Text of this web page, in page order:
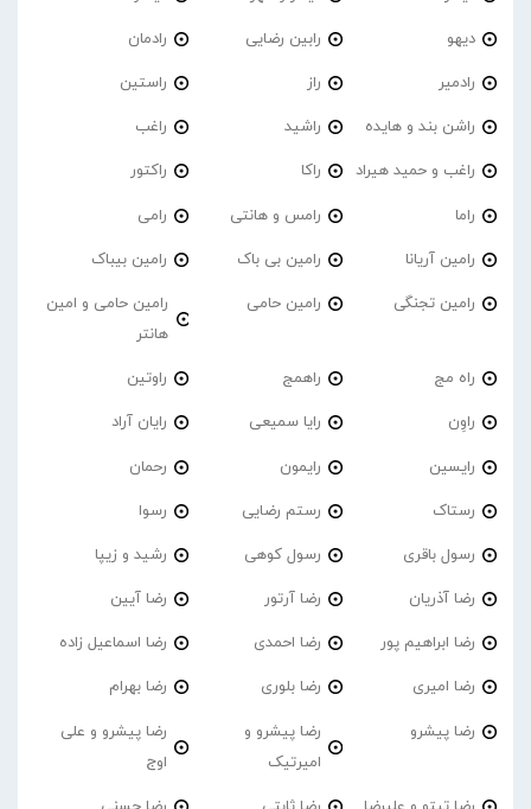
دیهو رابین رضایی رادمان
رادمیر راز راستین
راشن بند و هایده راشید راغب
راغب و حمید هیراد راکا راکتور
راما رامس و هانتی رامی
رامین آریانا رامین بی باک رامین بیباک
رامین تجنگی رامین حامی
رامین حامی و امین
هانتر
راه مج راهمج راوتین
راوِن رایا سمیعی رایان آراد
رایسین رایمون رحمان
رستاک رستم رضایی رسوا
رسول باقری رسول کوهی رشید و زیپا
رضا آذریان رضا آرتور رضا آیین
رضا ابراهیم پور رضا احمدی رضا اسماعیل زاده
رضا امیری رضا بلوری رضا بهرام
رضا پیشرو
رضا پیشرو و
امیرتیک
رضا پیشرو و علی
اوج